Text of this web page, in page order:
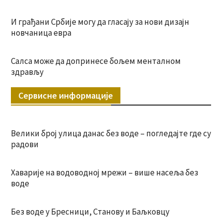
И грађани Србије могу да гласају за нови дизајн
новчаница евра
Салса може да допринесе бољем менталном
здрављу
Сервисне информације
Велики број улица данас без воде – погледајте где су
радови
Хаварије на водоводној мрежи – више насеља без
воде
Без воде у Бресници, Станову и Баљковцу